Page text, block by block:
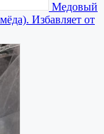
Медовый
Избавляет от